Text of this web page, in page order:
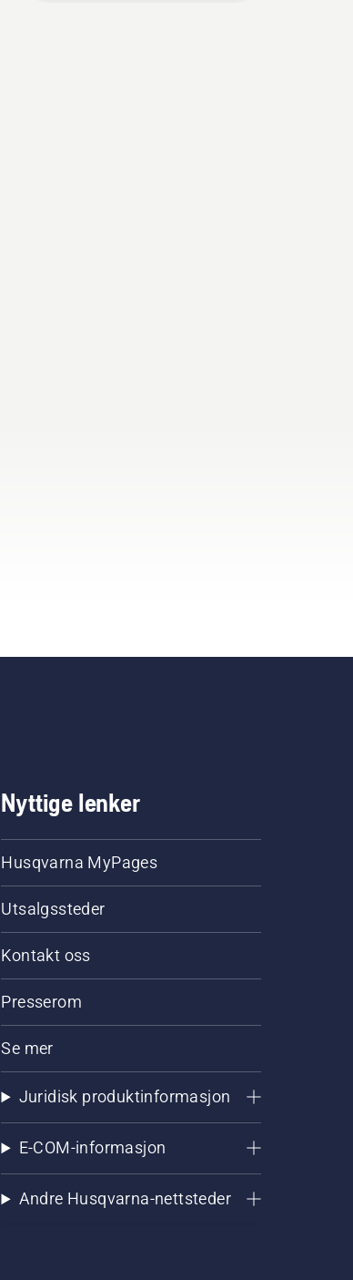
Nyttige lenker
Husqvarna MyPages
Utsalgssteder
Kontakt oss
Presserom
Se mer
Juridisk produktinformasjon
E-COM-informasjon
Andre Husqvarna-nettsteder